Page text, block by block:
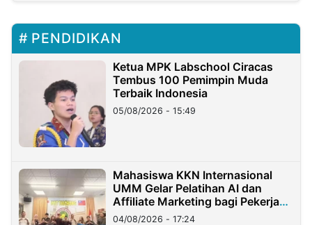
PENDIDIKAN
Ketua MPK Labschool Ciracas
Tembus 100 Pemimpin Muda
Terbaik Indonesia
05/08/2026 - 15:49
Mahasiswa KKN Internasional
UMM Gelar Pelatihan AI dan
Affiliate Marketing bagi Pekerja
Migran Indonesia di Taiwan
04/08/2026 - 17:24